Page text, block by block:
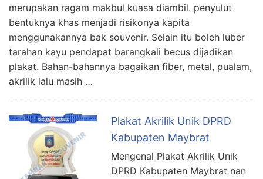
merupakan ragam makbul kuasa diambil. penyulut
bentuknya khas menjadi risikonya kapita
menggunakannya bak souvenir. Selain itu boleh luber
tarahan kayu pendapat barangkali becus dijadikan
plakat. Bahan-bahannya bagaikan fiber, metal, pualam,
akrilik lalu masih …
Plakat Akrilik Unik DPRD
Kabupaten Maybrat
Mengenal Plakat Akrilik Unik
DPRD Kabupaten Maybrat nan